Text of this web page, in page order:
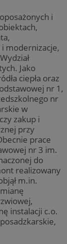
i
modernizacje,
Jako
ciepła oraz
nr 1,
nr
w
zakup i
przy
prace
nr 3 im.
do
realizowany
m.in.
instalacji c.o.